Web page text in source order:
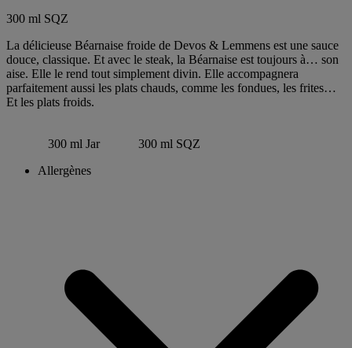
300 ml SQZ
La délicieuse Béarnaise froide de Devos & Lemmens est une sauce
douce, classique. Et avec le steak, la Béarnaise est toujours à… son
aise. Elle le rend tout simplement divin. Elle accompagnera
parfaitement aussi les plats chauds, comme les fondues, les frites…
Et les plats froids.
300 ml Jar
300 ml SQZ
Allergènes